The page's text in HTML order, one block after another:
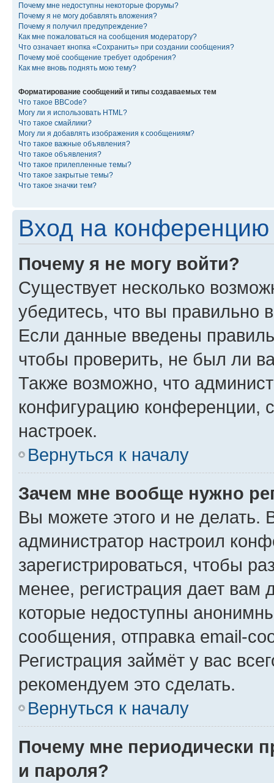
Почему мне недоступны некоторые форумы?
Почему я не могу добавлять вложения?
Почему я получил предупреждение?
Как мне пожаловаться на сообщения модератору?
Что означает кнопка «Сохранить» при создании сообщения?
Почему моё сообщение требует одобрения?
Как мне вновь поднять мою тему?
Форматирование сообщений и типы создаваемых тем
Что такое BBCode?
Могу ли я использовать HTML?
Что такое смайлики?
Могу ли я добавлять изображения к сообщениям?
Что такое важные объявления?
Что такое объявления?
Что такое прилепленные темы?
Что такое закрытые темы?
Что такое значки тем?
Вход на конференцию
Почему я не могу войти?
Существует несколько
убедитесь, что вы правильно
Если данные введены
чтобы проверить, не был ли
Также возможно, что
конфигурацию конференции,
настроек.
Вернуться к началу
Зачем мне вообще нужно
Вы можете этого и не делать.
администратор настроил
зарегистрироваться, чтобы
менее, регистрация дает вам
которые недоступны
сообщения, отправка email-
Регистрация займёт у вас
рекомендуем это сделать.
Вернуться к началу
Почему мне периодически
и пароля?